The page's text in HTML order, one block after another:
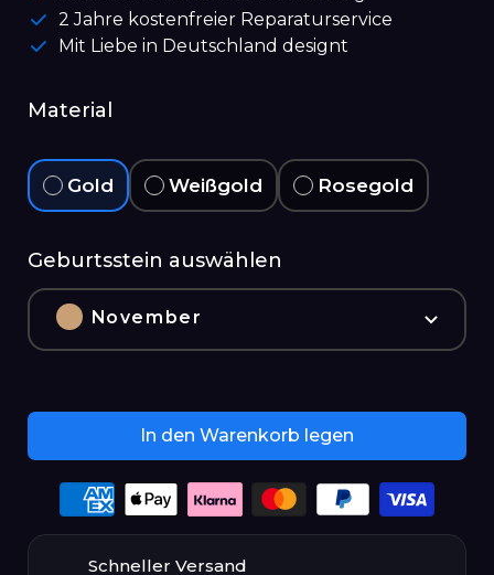
2 Jahre kostenfreier Reparaturservice
Mit Liebe in Deutschland designt
Material
Gold Weißgold Rosegold
Geburtsstein auswählen
November
Februar
März
April
In den Warenkorb legen
Payment
options
Schneller Versand